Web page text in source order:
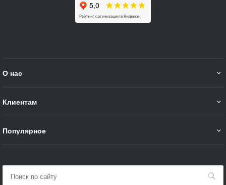
О нас
Клиентам
Популярное